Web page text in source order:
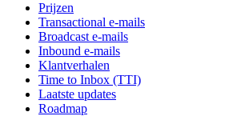
Prijzen
Transactional e-mails
Broadcast e-mails
Inbound e-mails
Klantverhalen
Time to Inbox (TTI)
Laatste updates
Roadmap